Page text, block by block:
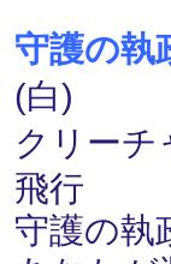
守護の
(白)
クリー
飛行
守護の執